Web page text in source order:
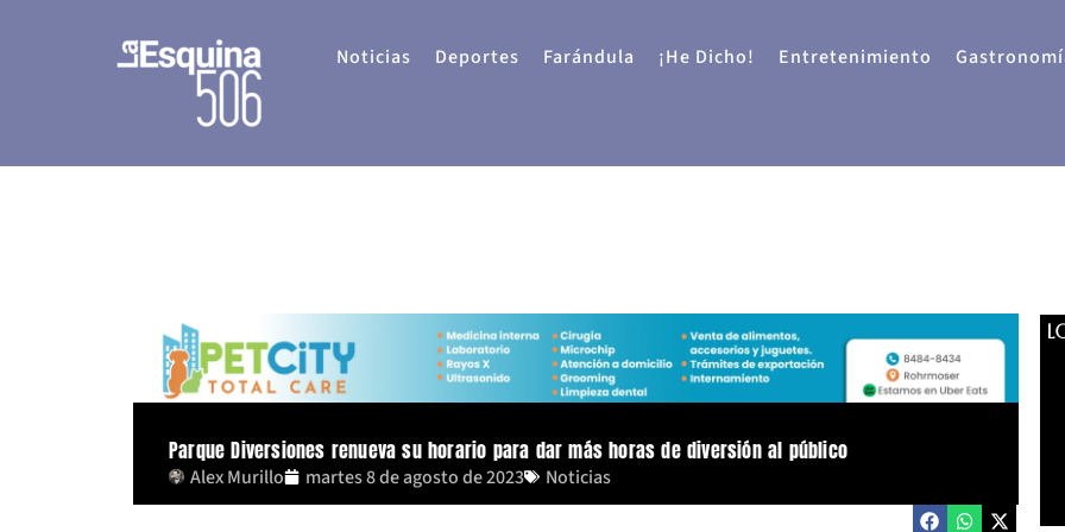
Noticias Deportes Farándula ¡He Dicho! Entretenimiento
Parque Diversiones renueva su horario para dar más horas de diversión al público
Alex Murillo martes 8 de agosto de 2023 Noticias